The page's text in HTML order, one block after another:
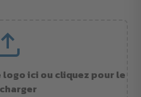
ici ou cliquez pour le